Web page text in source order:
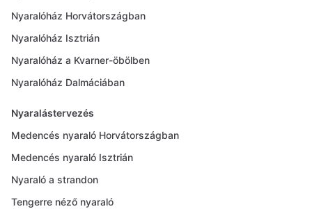
Nyaralóház Horvátországban
Nyaralóház Isztrián
Nyaralóház a Kvarner-öbölben
Nyaralóház Dalmáciában
Nyaralástervezés
Medencés nyaraló Horvátországban
Medencés nyaraló Isztrián
Nyaraló a strandon
Tengerre néző nyaraló